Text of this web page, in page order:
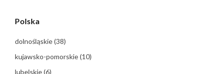
Polska
dolnośląskie(38)
kujawsko-pomorskie(10)
lubelskie(6)